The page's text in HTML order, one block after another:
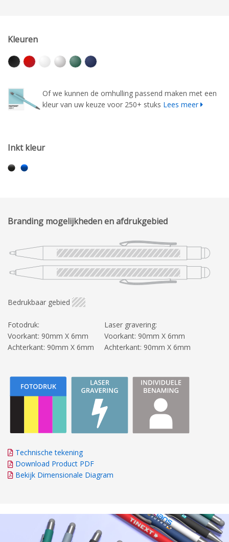
Kleuren
Of we kunnen de omhulling passend maken met een
kleur van uw keuze voor 250+ stuks Lees meer
Inkt kleur
Branding mogelijkheden en afdrukgebied
Bedrukbaar gebied
Fotodruk:
Voorkant: 90mm X 6mm
Achterkant: 90mm X 6mm
Laser gravering:
Voorkant: 90mm X 6mm
Achterkant: 90mm X 6mm
Technische tekening
Download Product PDF
Bekijk Dimensionale Diagram